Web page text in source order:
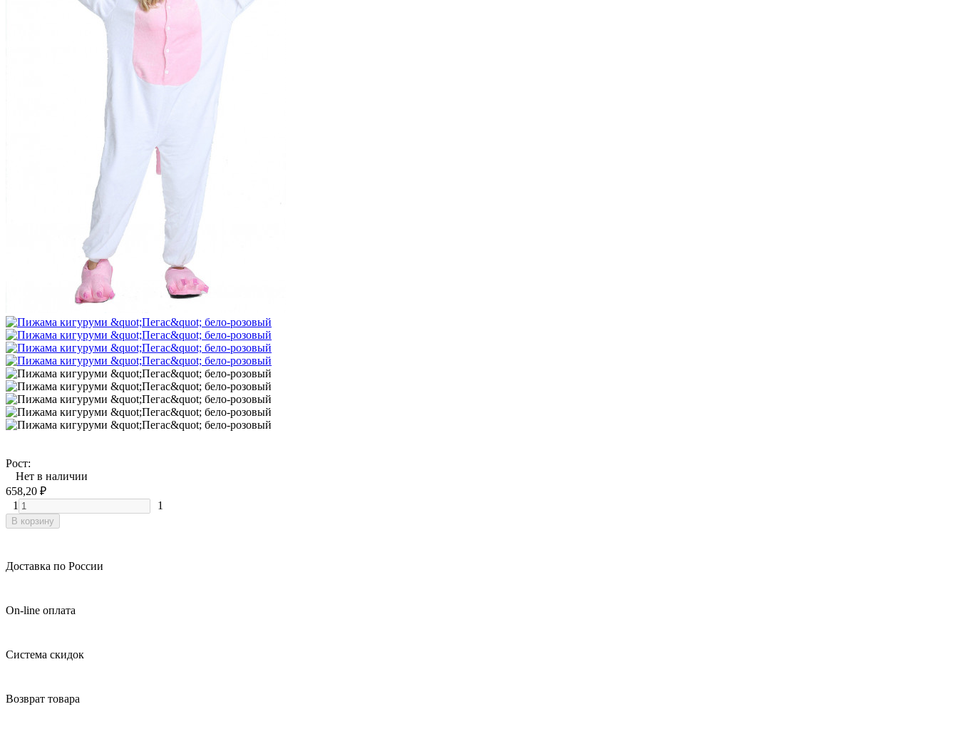
Рост:
Нет в наличии
658,20 ₽
1
1
В корзину
Доставка по России
On-line оплата
Система скидок
Возврат товара